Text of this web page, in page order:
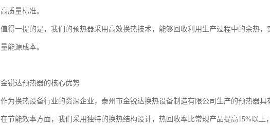
高质量标准。
值得一提的是，我们的预热器采用高效换热技术，能够回收利用生产过程中的余热
量能源成本。
金锐达预热器的核心优势
作为换热设备行业的资深企业，泰州市金锐达换热设备制造有限公司生产的预热器具
在节能效率方面，我们采用独特的换热结构设计，热回收率比常规产品提高15%以上